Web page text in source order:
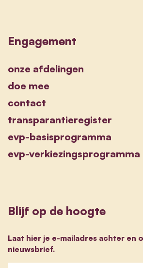
Engagement
onze afdelingen
doe mee
contact
transparantieregister
evp-basisprogramma
evp-verkiezingsprogramma
Blijf op de hoogte
Laat hier je e-mailadres achter en
nieuwsbrief.